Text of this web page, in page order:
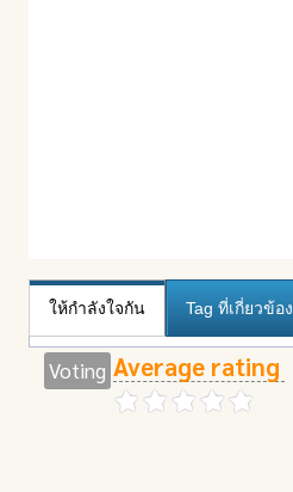
ให้กำลังใจกัน Tag ที่เกี่ยวข้อง
Voting Average rating